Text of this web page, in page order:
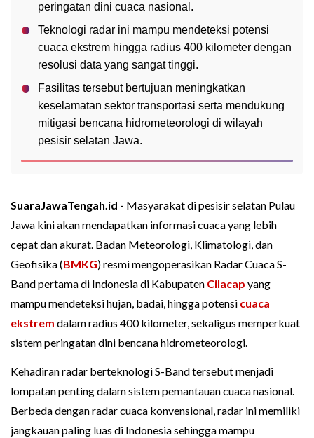
peringatan dini cuaca nasional.
Teknologi radar ini mampu mendeteksi potensi
cuaca ekstrem hingga radius 400 kilometer dengan
resolusi data yang sangat tinggi.
Fasilitas tersebut bertujuan meningkatkan
keselamatan sektor transportasi serta mendukung
mitigasi bencana hidrometeorologi di wilayah
pesisir selatan Jawa.
SuaraJawaTengah.id - Masyarakat di pesisir selatan Pulau
Jawa kini akan mendapatkan informasi cuaca yang lebih
cepat dan akurat. Badan Meteorologi, Klimatologi, dan
Geofisika (BMKG) resmi mengoperasikan Radar Cuaca S-
Band pertama di Indonesia di Kabupaten Cilacap yang
mampu mendeteksi hujan, badai, hingga potensi cuaca
ekstrem dalam radius 400 kilometer, sekaligus memperkuat
sistem peringatan dini bencana hidrometeorologi.
Kehadiran radar berteknologi S-Band tersebut menjadi
lompatan penting dalam sistem pemantauan cuaca nasional.
Berbeda dengan radar cuaca konvensional, radar ini memiliki
jangkauan paling luas di Indonesia sehingga mampu